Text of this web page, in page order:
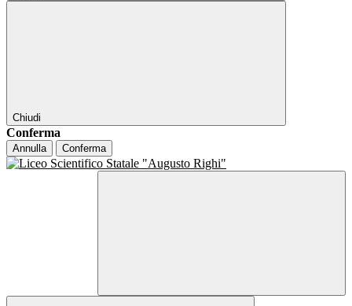
Chiudi
Conferma
Annulla Conferma